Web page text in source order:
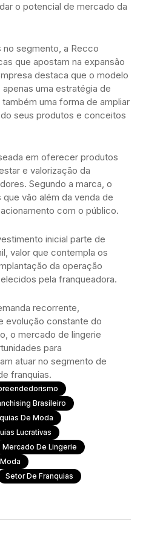
o potencial de mercado da
segmento, a Recco
que apostam na expansão
destaca que o modelo
uma estratégia de
uma forma de ampliar
seus produtos e conceitos
em oferecer produtos
e valorização da
Segundo a marca, o
vão além da venda de
com o público.
inicial parte de
valor que contempla os
da operação
pela franqueadora.
recorrente,
evolução constante do
o mercado de lingerie
para
atuar no segmento de
franquias.
Brasileiro
De Moda
Lucrativas
Mercado De Lingerie
Setor De Franquias